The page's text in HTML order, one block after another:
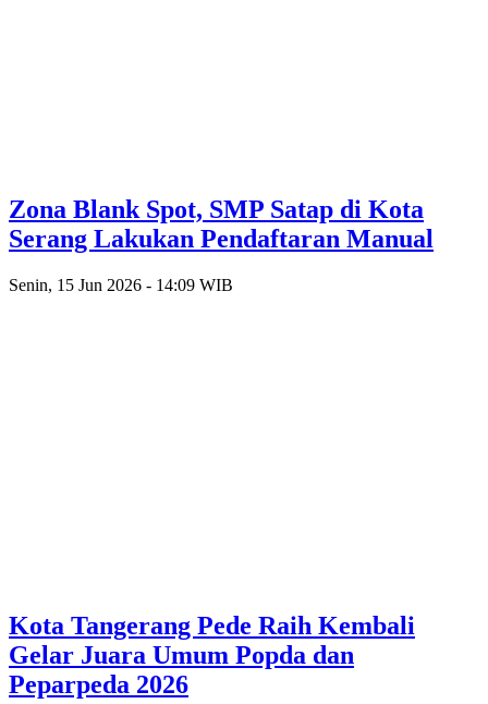
Zona Blank Spot, SMP Satap di Kota
Serang Lakukan Pendaftaran Manual
Senin, 15 Jun 2026 - 14:09 WIB
Kota Tangerang Pede Raih Kembali
Gelar Juara Umum Popda dan
Peparpeda 2026